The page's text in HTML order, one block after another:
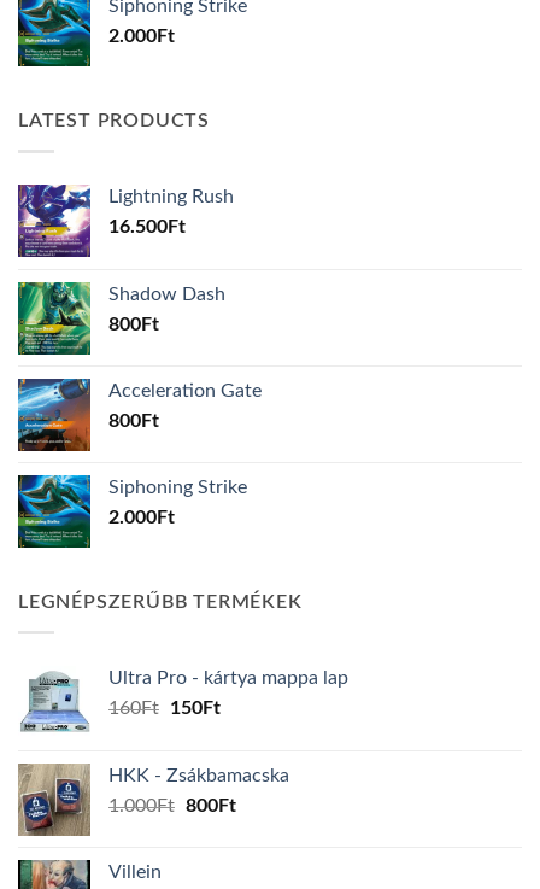
Siphoning Strike
2.000Ft
LATEST PRODUCTS
Lightning Rush
16.500Ft
Shadow Dash
800Ft
Acceleration Gate
800Ft
Siphoning Strike
2.000Ft
LEGNÉPSZERŰBB TERMÉKEK
Ultra Pro - kártya mappa lap
160Ft
Original
160Ft.
150FtCurrent
150Ft.
HKK - Zsákbamacska
1.000Ft Original
800FtCurrent
Villein